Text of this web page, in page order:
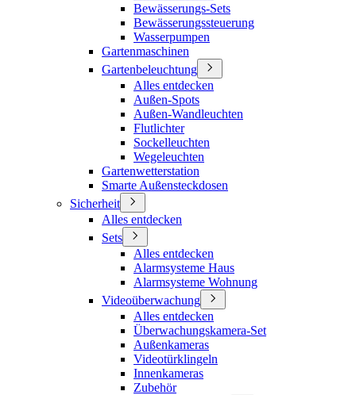
Bewässerungs-Sets
Bewässerungssteuerung
Wasserpumpen
Gartenmaschinen
Gartenbeleuchtung
Alles entdecken
Außen-Spots
Außen-Wandleuchten
Flutlichter
Sockelleuchten
Wegeleuchten
Gartenwetterstation
Smarte Außensteckdosen
Sicherheit
Alles entdecken
Sets
Alles entdecken
Alarmsysteme Haus
Alarmsysteme Wohnung
Videoüberwachung
Alles entdecken
Überwachungskamera-Set
Außenkameras
Videotürklingeln
Innenkameras
Zubehör